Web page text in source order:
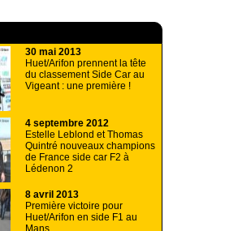
30 mai 2013
Huet/Arifon prennent la tête
du classement Side Car au
Vigeant : une première !
4 septembre 2012
Estelle Leblond et Thomas
Quintré nouveaux champions
de France side car F2 à
Lédenon 2
8 avril 2013
Première victoire pour
Huet/Arifon en side F1 au
Mans